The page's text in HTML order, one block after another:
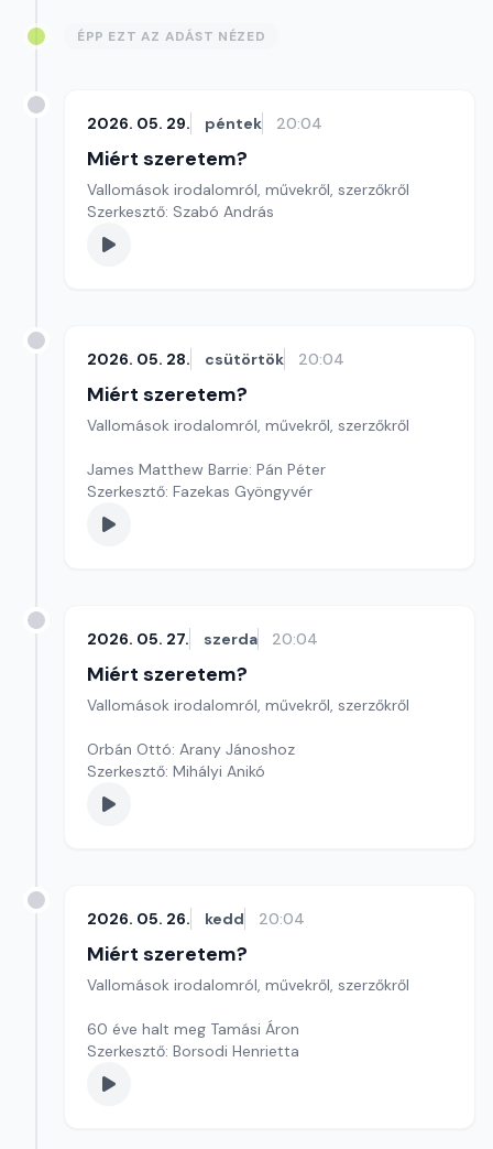
ÉPP EZT AZ ADÁST NÉZED
2026. 05. 29. péntek 20:04
Miért szeretem?
Vallomások irodalomról, művekről, szerzőkről
Szerkesztő: Szabó András
2026. 05. 28. csütörtök 20:04
Miért szeretem?
Vallomások irodalomról, művekről, szerzőkről
James Matthew Barrie: Pán Péter
Szerkesztő: Fazekas Gyöngyvér
2026. 05. 27. szerda 20:04
Miért szeretem?
Vallomások irodalomról, művekről, szerzőkről
Orbán Ottó: Arany Jánoshoz
Szerkesztő: Mihályi Anikó
2026. 05. 26. kedd 20:04
Miért szeretem?
Vallomások irodalomról, művekről, szerzőkről
60 éve halt meg Tamási Áron
Szerkesztő: Borsodi Henrietta